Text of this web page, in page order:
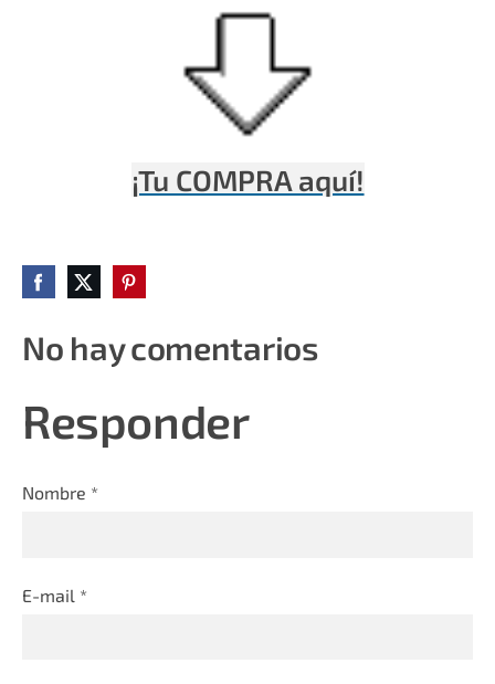
¡Tu COMPRA aquí!
No hay comentarios
Responder
Nombre *
E-mail *